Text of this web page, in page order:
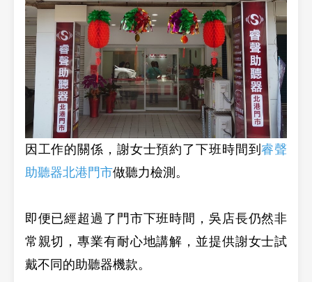
因工作的關係，謝女士預約了下班時間到睿聲
助聽器北港門市做聽力檢測。
即便已經超過了門市下班時間，吳店長仍然非
常親切，專業有耐心地講解，並提供謝女士試
戴不同的助聽器機款。